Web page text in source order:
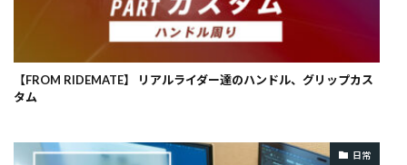
【FROM RIDEMATE】 リアルライダー達のハンドル、グリップカス
タム
日常